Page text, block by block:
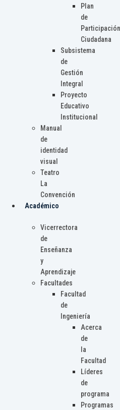
Plan
de
Participación
Ciudadana
Subsistema
de
Gestión
Integral
Proyecto
Educativo
Institucional
Manual
de
identidad
visual
Teatro
La
Convención
Académico
Vicerrectora
de
Enseñanza
y
Aprendizaje
Facultades
Facultad
de
Ingeniería
Acerca
de
la
Facultad
Líderes
de
programa
Programas